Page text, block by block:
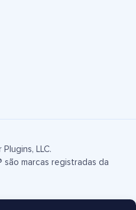
LLC.
são marcas registradas da